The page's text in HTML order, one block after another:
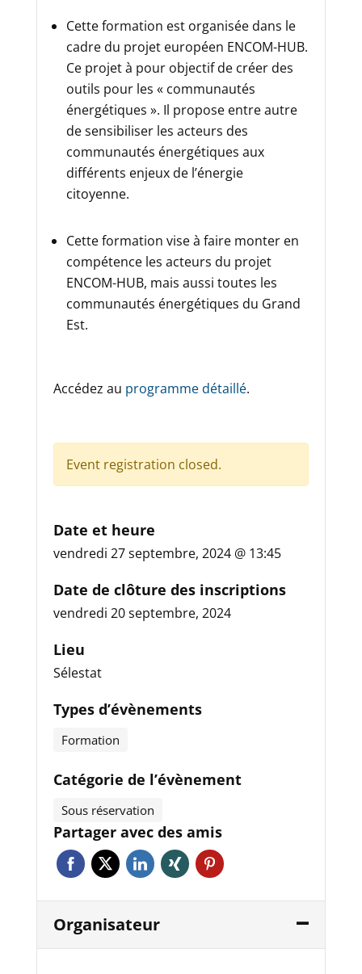
Cette formation est organisée dans le
cadre du projet européen ENCOM-HUB.
Ce projet à pour objectif de créer des
outils pour les « communautés
énergétiques ». Il propose entre autre
de sensibiliser les acteurs des
communautés énergétiques aux
différents enjeux de l’énergie
citoyenne.
Cette formation vise à faire monter en
compétence les acteurs du projet
ENCOM-HUB, mais aussi toutes les
communautés énergétiques du Grand
Est.
Accédez au programme détaillé.
Event registration closed.
Date et heure
vendredi 27 septembre, 2024 @ 13:45
Date de clôture des inscriptions
vendredi 20 septembre, 2024
Lieu
Sélestat
Types d’évènements
Formation
Catégorie de l’évènement
Sous réservation
Partager avec des amis
Organisateur